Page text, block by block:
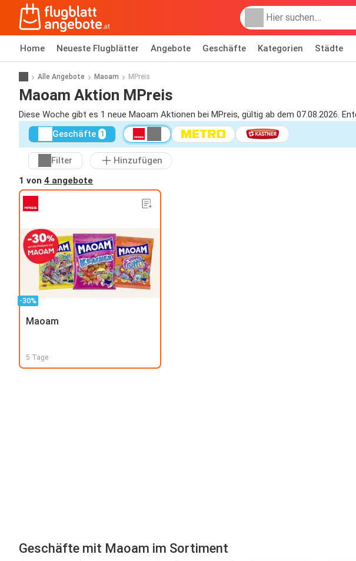
Home Neueste Flugblätter Angebote Geschäfte Kategorien Städte
Alle Angebote Maoam MPreis
Maoam Aktion MPreis
Diese Woche gibt es 1 neue Maoam Aktionen bei MPreis, gültig ab dem 07.08.2026.
Geschäfte 1
Filter
Hinzufügen
1 von 4 angebote
-30%
Maoam
5 Tage
Geschäfte mit Maoam im Sortiment